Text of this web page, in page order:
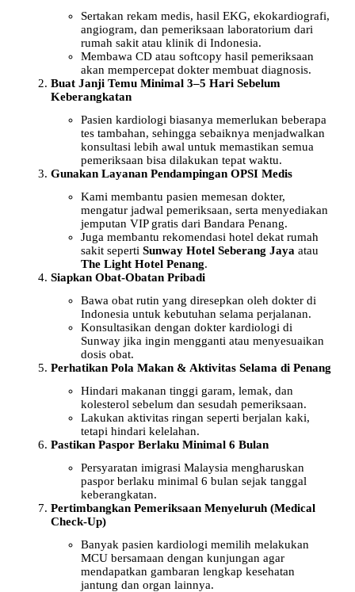
Sertakan rekam medis, hasil EKG, ekokardiografi,
angiogram, dan pemeriksaan laboratorium dari
rumah sakit atau klinik di Indonesia.
Membawa CD atau softcopy hasil pemeriksaan
akan mempercepat dokter membuat diagnosis.
Buat Janji Temu Minimal 3–5 Hari Sebelum
Keberangkatan
Pasien kardiologi biasanya memerlukan beberapa
tes tambahan, sehingga sebaiknya menjadwalkan
konsultasi lebih awal untuk memastikan semua
pemeriksaan bisa dilakukan tepat waktu.
Gunakan Layanan Pendampingan OPSI Medis
Kami membantu pasien memesan dokter,
mengatur jadwal pemeriksaan, serta menyediakan
jemputan VIP gratis dari Bandara Penang.
Juga membantu rekomendasi hotel dekat rumah
sakit seperti Sunway Hotel Seberang Jaya atau
The Light Hotel Penang.
Siapkan Obat-Obatan Pribadi
Bawa obat rutin yang diresepkan oleh dokter di
Indonesia untuk kebutuhan selama perjalanan.
Konsultasikan dengan dokter kardiologi di
Sunway jika ingin mengganti atau menyesuaikan
dosis obat.
Perhatikan Pola Makan & Aktivitas Selama di Penang
Hindari makanan tinggi garam, lemak, dan
kolesterol sebelum dan sesudah pemeriksaan.
Lakukan aktivitas ringan seperti berjalan kaki,
tetapi hindari kelelahan.
Pastikan Paspor Berlaku Minimal 6 Bulan
Persyaratan imigrasi Malaysia mengharuskan
paspor berlaku minimal 6 bulan sejak tanggal
keberangkatan.
Pertimbangkan Pemeriksaan Menyeluruh (Medical
Check-Up)
Banyak pasien kardiologi memilih melakukan
MCU bersamaan dengan kunjungan agar
mendapatkan gambaran lengkap kesehatan
jantung dan organ lainnya.